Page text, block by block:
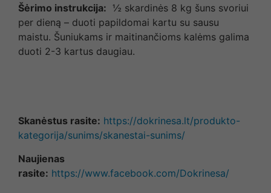
Šėrimo instrukcija: ½ skardinės 8 kg šuns svoriui
per dieną – duoti papildomai kartu su sausu
maistu. Šuniukams ir maitinančioms kalėms galima
duoti 2-3 kartus daugiau.
Skanėstus rasite: https://dokrinesa.lt/produkto-
kategorija/sunims/skanestai-sunims/
Naujienas
rasite: https://www.facebook.com/Dokrinesa/